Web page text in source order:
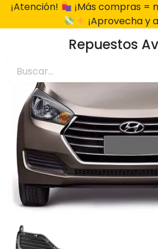
¡Atención!
¡Más compras =
¡Aprovecha y
Repuestos